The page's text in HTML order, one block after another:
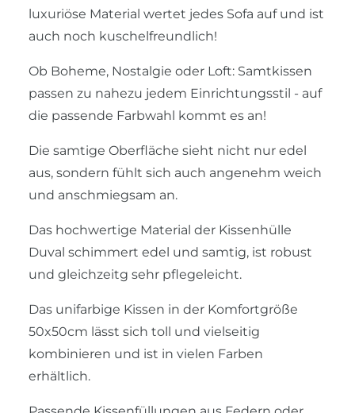
luxuriöse Material wertet jedes Sofa auf und ist
auch noch kuschelfreundlich!
Ob Boheme, Nostalgie oder Loft: Samtkissen
passen zu nahezu jedem Einrichtungsstil - auf
die passende Farbwahl kommt es an!
Die samtige Oberfläche sieht nicht nur edel
aus, sondern fühlt sich auch angenehm weich
und anschmiegsam an.
Das hochwertige Material der Kissenhülle
Duval schimmert edel und samtig, ist robust
und gleichzeitg sehr pflegeleicht.
Das unifarbige Kissen in der Komfortgröße
50x50cm lässt sich toll und vielseitig
kombinieren und ist in vielen Farben
erhältlich.